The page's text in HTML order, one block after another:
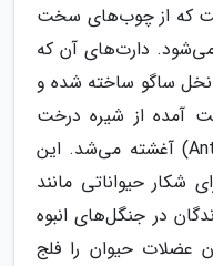
متر) است که از چوب‌های سخت
دارت‌های آن که
نخل ساگو ساخته شده و
آمده از شیره درخت
«ایپوه» (Antiaris toxicaria) آغشته می‌شد. این
شکار حیواناتی مانند
در جنگل‌های انبوه
عضلات حیوان را فلج